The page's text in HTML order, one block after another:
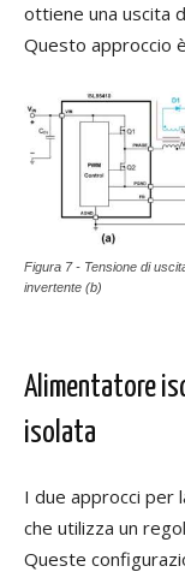
ottiene una uscita
Questo approccio
Figura 7 - Tensione di
invertente (b)
Alimentatore
isolata
I due approcci per
che utilizza un
Queste